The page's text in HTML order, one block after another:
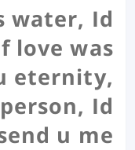
water, Id
love was
eternity,
Id
u me. :)